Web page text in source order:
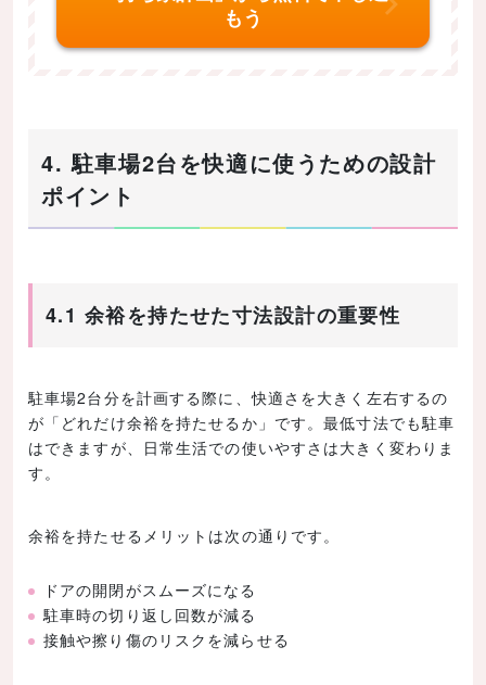
もう
4. 駐車場2台を快適に使うための設計
ポイント
4.1 余裕を持たせた寸法設計の重要性
駐車場2台分を計画する際に、快適さを大きく左右するの
が「どれだけ余裕を持たせるか」です。最低寸法でも駐車
はできますが、日常生活での使いやすさは大きく変わりま
す。
余裕を持たせるメリットは次の通りです。
ドアの開閉がスムーズになる
駐車時の切り返し回数が減る
接触や擦り傷のリスクを減らせる